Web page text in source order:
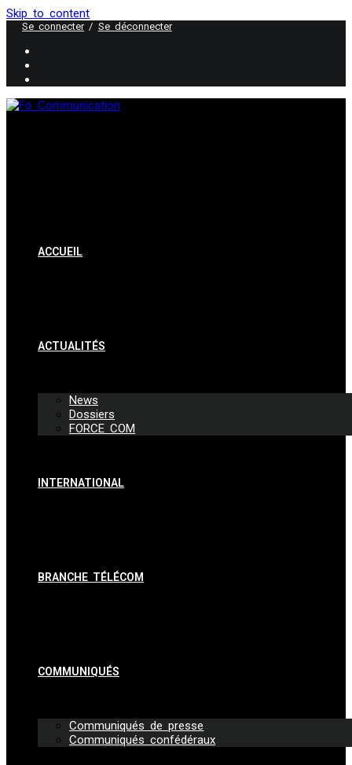
Skip to content
Se connecter/ Se déconnecter
ACCUEIL
ACTUALITÉS
News
Dossiers
FORCE COM
INTERNATIONAL
BRANCHE TÉLÉCOM
COMMUNIQUÉS
Communiqués de presse
Communiqués confédéraux